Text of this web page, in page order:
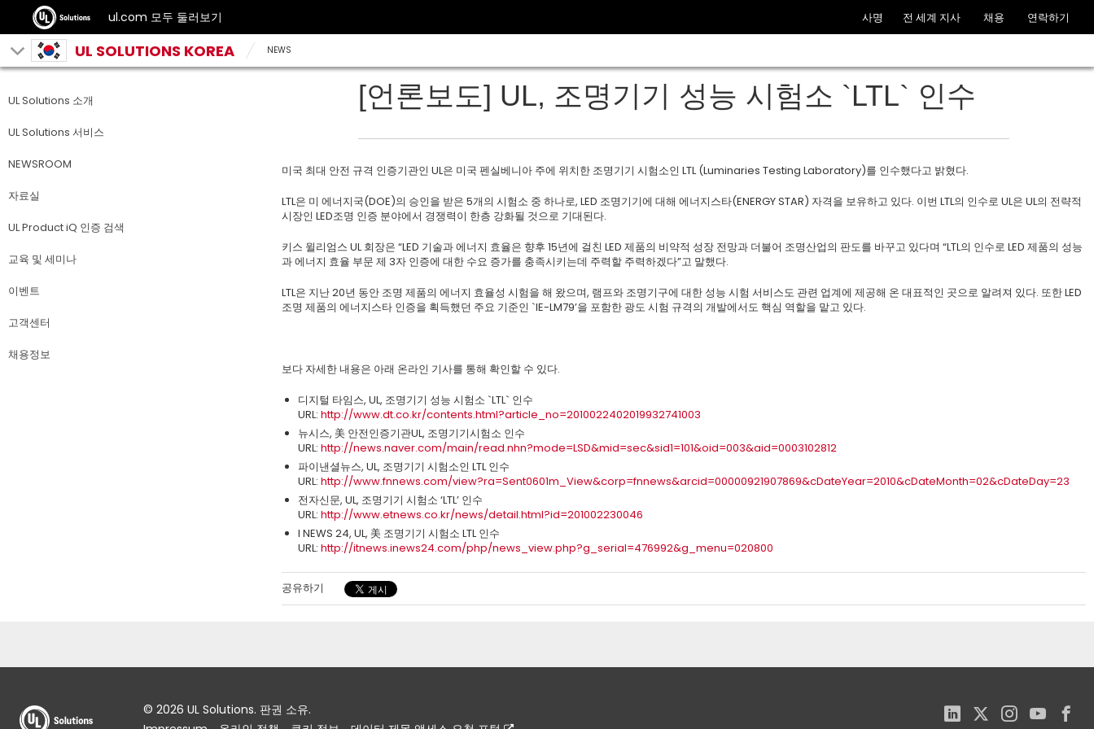
ul.com 모두 둘러보기 사명 전 세계 지사 채용 연락하기
UL SOLUTIONS KOREA NEWS
UL Solutions 소개
UL Solutions 서비스
NEWSROOM
자료실
UL Product iQ 인증 검색
교육 및 세미나
이벤트
고객센터
채용정보
[언론보도] UL, 조명기기 성능 시험소 `LTL` 인수
미국 최대 안전 규격 인증기관인 UL은 미국 펜실베니아 주에 위치한 조명기기 시험소인 LTL (Luminaries Testing Laboratory)를 인수했다고 밝혔다.
LTL은 미 에너지국(DOE)의 승인을 받은 5개의 시험소 중 하나로, LED 조명기기에 대해 에너지스타(ENERGY STAR) 자격을 보유하고 있다. 이번 LTL의 인수로 UL은 UL의 전략적
시장인 LED조명 인증 분야에서 경쟁력이 한층 강화될 것으로 기대된다.
키스 윌리엄스 UL 회장은 “LED 기술과 에너지 효율은 향후 15년에 걸친 LED 제품의 비약적 성장 전망과 더불어 조명산업의 판도를 바꾸고 있다며 “LTL의 인수로 LED 제품의 성능
과 에너지 효율 부문 제 3자 인증에 대한 수요 증가를 충족시키는데 주력할 주력하겠다”고 말했다.
LTL은 지난 20년 동안 조명 제품의 에너지 효율성 시험을 해 왔으며, 램프와 조명기구에 대한 성능 시험 서비스도 관련 업계에 제공해 온 대표적인 곳으로 알려져 있다. 또한 LED
조명 제품의 에너지스타 인증을 획득했던 주요 기준인 `IE-LM79’을 포함한 광도 시험 규격의 개발에서도 핵심 역할을 맡고 있다.
보다 자세한 내용은 아래 온라인 기사를 통해 확인할 수 있다.
디지털 타임스, UL, 조명기기 성능 시험소 `LTL` 인수
URL: http://www.dt.co.kr/contents.html?article_no=2010022402019932741003
뉴시스, 美 안전인증기관UL, 조명기기시험소 인수
URL: http://news.naver.com/main/read.nhn?mode=LSD&mid=sec&sid1=101&oid=003&aid=0003102812
파이낸셜뉴스, UL, 조명기기 시험소인 LTL 인수
URL: http://www.fnnews.com/view?ra=Sent0601m_View&corp=fnnews&arcid=00000921907869&cDateYear=2010&cDateMonth=02&cDateDay=23
전자신문, UL, 조명기기 시험소 ‘LTL’ 인수
URL: http://www.etnews.co.kr/news/detail.html?id=201002230046
I NEWS 24, UL, 美 조명기기 시험소 LTL 인수
URL: http://itnews.inews24.com/php/news_view.php?g_serial=476992&g_menu=020800
공유하기
© 2026 UL Solutions. 판권 소유.